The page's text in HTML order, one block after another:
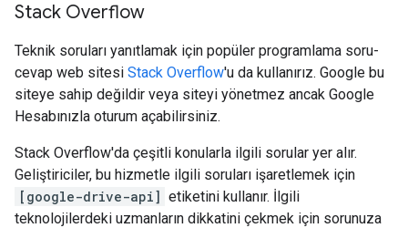
Stack Overflow
Teknik soruları yanıtlamak için popüler programlama soru-
cevap web sitesi Stack Overflow'u da kullanırız. Google bu
siteye sahip değildir veya siteyi yönetmez ancak Google
Hesabınızla oturum açabilirsiniz.
Stack Overflow'da çeşitli konularla ilgili sorular yer alır.
Geliştiriciler, bu hizmetle ilgili soruları işaretlemek için
[google-drive-api] etiketini kullanır. İlgili
teknolojilerdeki uzmanların dikkatini çekmek için sorunuza